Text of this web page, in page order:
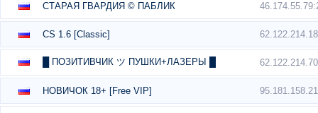
СТАРАЯ ГВАРДИЯ © ПАБЛИК
CS 1.6 [Classic]
█ ПОЗИТИВЧИК ツ ПУШКИ+ЛАЗЕРЫ █
НОВИЧОК 18+ [Free VIP]